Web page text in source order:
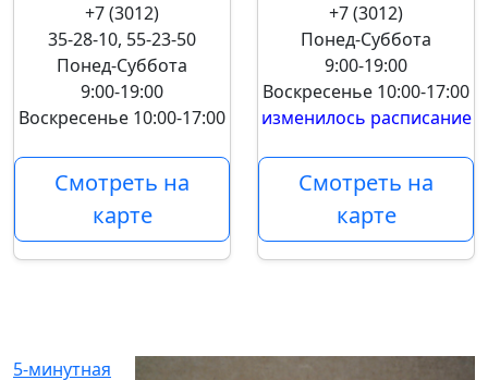
+7 (3012)
35-28-10, 55-23-50
Понед-Суббота
9:00-19:00
Воскресенье 10:00-17:00
Смотреть на
карте
+7 (3012)
Понед-Суббота
9:00-19:00
Воскресенье 10:00-17:00
изменилось расписание
Смотреть на
карте
5-минутная